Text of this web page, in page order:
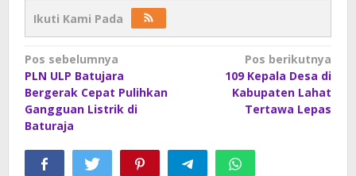
Ikuti Kami Pada
Navigasi
pos
Pos sebelumnya
PLN ULP Batujara
Bergerak Cepat Pulihkan
Gangguan Listrik di
Baturaja
Pos berikutnya
109 Kepala Desa di
Kabupaten Lahat
Tertawa Lepas